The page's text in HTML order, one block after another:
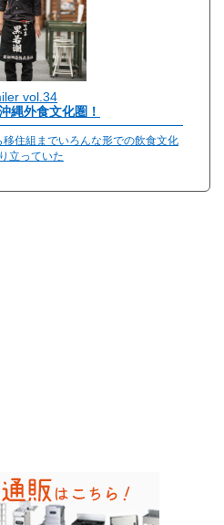
vol.34
縄外食文化圏！
住組までいろんな形での飲食文化
立っていた